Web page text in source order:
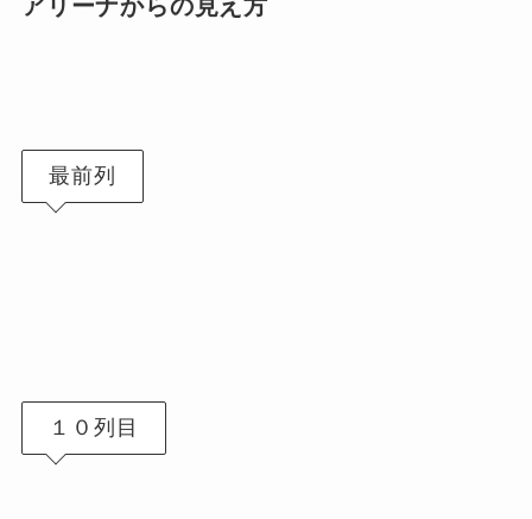
アリーナからの見え方
最前列
１０列目